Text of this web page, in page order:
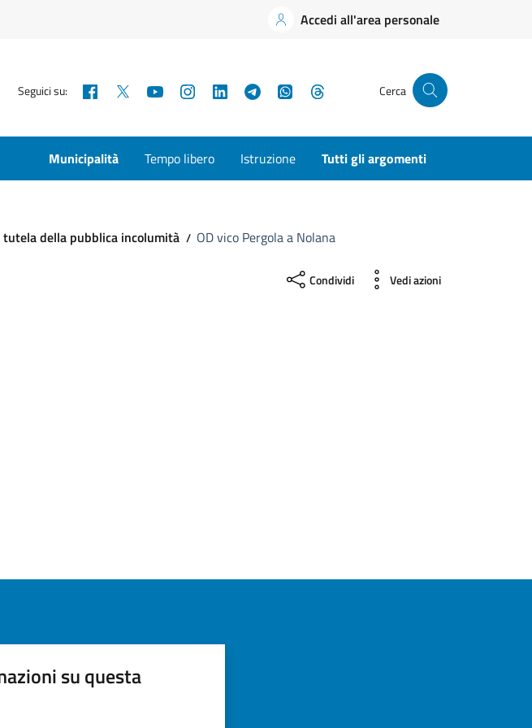
Accedi all'area personale
Seguici su: Facebook YouTubeInstagramLinkedInTelegramWhatsApp Cerca
Municipalità Tempo libero Istruzione Tutti gli argomenti
tutela della pubblica incolumità OD vico Pergola a Nolana
Condividi Vedi azioni
su questa